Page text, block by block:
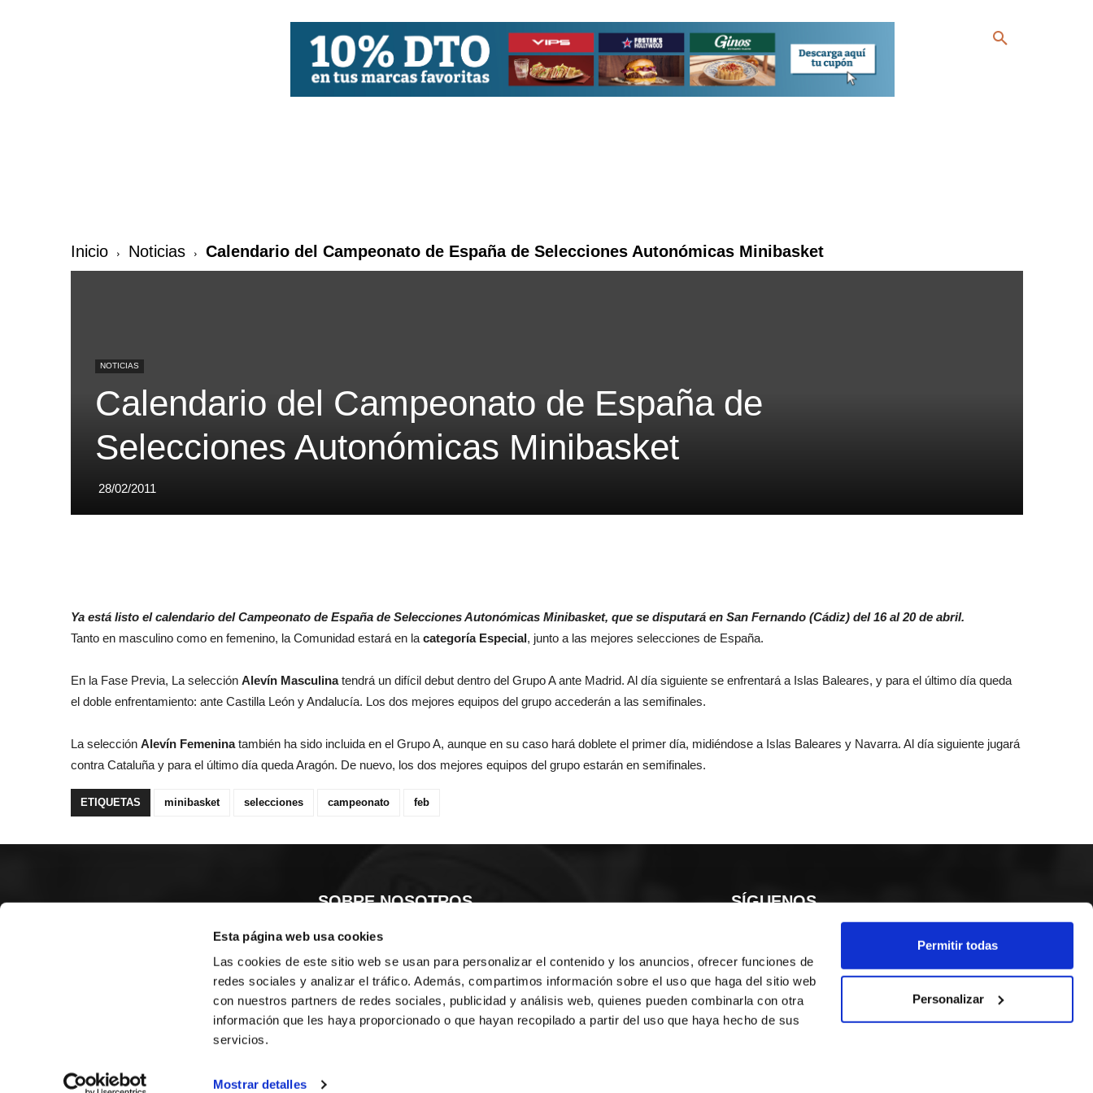
Esta página web usa cookies
Las cookies de este sitio web se usan para personalizar el contenido y los anuncios, ofrecer funciones de
redes sociales y analizar el tráfico. Además, compartimos información sobre el uso que haga del sitio web
con nuestros partners de redes sociales, publicidad y análisis web, quienes pueden combinarla con otra
información que les haya proporcionado o que hayan recopilado a partir del uso que haya hecho de sus
servicios.
Mostrar detalles
Permitir todas
Personalizar
Inicio Noticias Calendario del Campeonato de España de Selecciones Autonómicas Minibasket
NOTICIAS
Calendario del Campeonato de España de
Selecciones Autonómicas Minibasket
28/02/2011
Ya está listo el calendario del Campeonato de España de Selecciones Autonómicas Minibasket, que se disputará en San Fernando (Cádiz) del 16 al 20 de abril.
Tanto en masculino como en femenino, la Comunidad estará en la categoría Especial, junto a las mejores selecciones de España.
En la Fase Previa, La selección Alevín Masculinatendrá un difícil debut dentro del Grupo A ante Madrid. Al día siguiente se enfrentará a Islas Baleares, y para el último día queda
el doble enfrentamiento: ante Castilla León y Andalucía. Los dos mejores equipos del grupo accederán a las semifinales.
La selección Alevín Femeninatambién ha sido incluida en el Grupo A, aunque en su caso hará doblete el primer día, midiéndose a Islas Baleares y Navarra. Al día siguiente jugará
contra Cataluña y para el último día queda Aragón. De nuevo, los dos mejores equipos del grupo estarán en semifinales.
ETIQUETAS minibasket selecciones campeonato feb
SOBRE NOSOTROS
CASTELLON
VALENCIA
MONESTIR DE POBLET 14 1ª 3º
ALICANTE
CIUDAD DE MATANZAS 12
fbcv@fbcv.es
SÍGUENOS
© FEDERACIÓN BALONCESTO COMUNIDAD VALENCIANA